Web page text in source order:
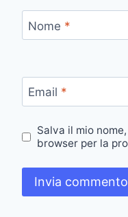
Nome *
Email *
Salva il mio
browser per la